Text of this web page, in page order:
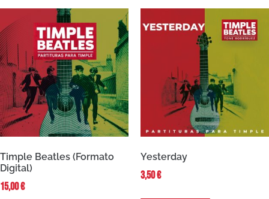
Timple Beatles (Formato
Digital)
15,00€
Yesterday
3,50€